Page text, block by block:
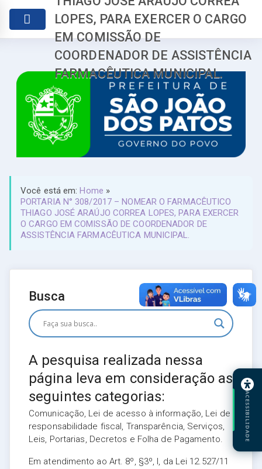
LOPES, PARA EXERCER O CARGO
EM COMISSÃO DE
COORDENADOR DE ASSISTÊNCIA
FARMACÊUTICA MUNICIPAL.
Você está em:Home »
PORTARIA N° 308/2017 – NOMEAR O FARMACÊUTICO
THIAGO JOSÉ ARAÚJO CORREA LOPES, PARA EXERCER
O CARGO EM COMISSÃO DE COORDENADOR DE
ASSISTÊNCIA FARMACÊUTICA MUNICIPAL.
Busca
A pesquisa realizada nessa
página leva em consideração as
seguintes categorias:
Comunicação, Lei de acesso à informação, Lei de
responsabilidade fiscal, Transparência, Serviços,
Leis, Portarias, Decretos e Folha de Pagamento.
Em atendimento ao Art. 8º, §3º, I, da Lei 12.527/11
ACESSIBILIDADE